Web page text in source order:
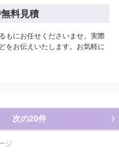
料見積
もにお任せくださいませ。実際
をお伝えいたします。お気軽に
次の20件
ジ